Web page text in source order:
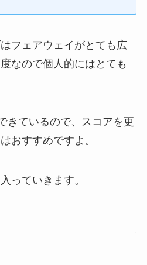
フェアウェイがとても広
なので個人的にはとても
きているので、スコアを更
おすすめですよ。
っていきます。